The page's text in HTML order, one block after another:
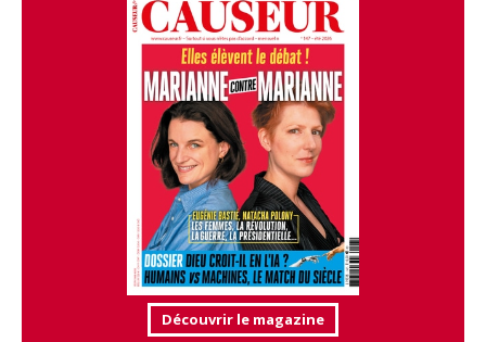
Découvrir le magazine